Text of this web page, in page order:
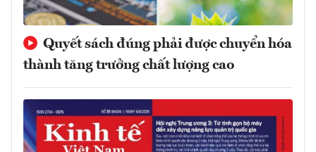
Quyết sách đúng phải được chuyển hóa
thành tăng trưởng chất lượng cao